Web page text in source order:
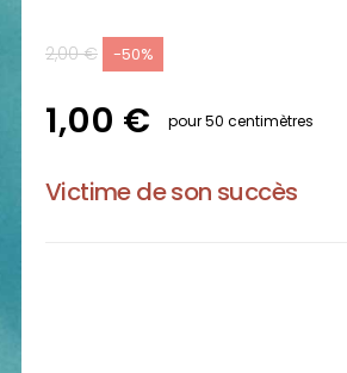
2,00 € -50%
1,00 € pour 50 centimètres
Victime de son succès